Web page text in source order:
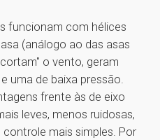
funcionam com hélices
(análogo ao das asas
o vento, geram
uma de baixa pressão.
frente às de eixo
leves, menos ruidosas,
mais simples. Por